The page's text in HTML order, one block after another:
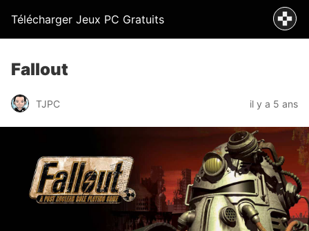
Télécharger Jeux PC Gratuits
Fallout
TJPC il y a 5 ans